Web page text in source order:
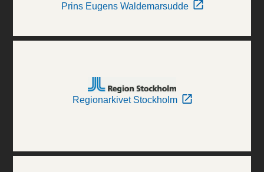
Prins Eugens Waldemarsudde
Regionarkivet Stockholm